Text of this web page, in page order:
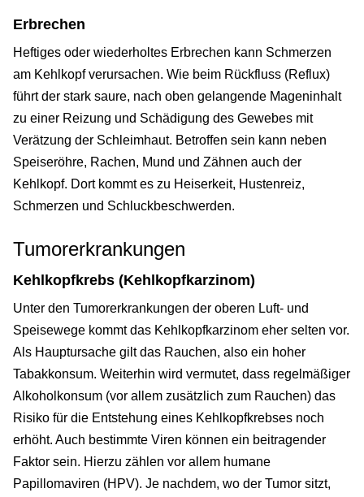
Erbrechen
Heftiges oder wiederholtes Erbrechen kann Schmerzen
am Kehlkopf verursachen. Wie beim Rückfluss (Reflux)
führt der stark saure, nach oben gelangende Mageninhalt
zu einer Reizung und Schädigung des Gewebes mit
Verätzung der Schleimhaut. Betroffen sein kann neben
Speiseröhre, Rachen, Mund und Zähnen auch der
Kehlkopf. Dort kommt es zu Heiserkeit, Hustenreiz,
Schmerzen und Schluckbeschwerden.
Tumorerkrankungen
Kehlkopfkrebs (Kehlkopfkarzinom)
Unter den Tumorerkrankungen der oberen Luft- und
Speisewege kommt das Kehlkopfkarzinom eher selten vor.
Als Hauptursache gilt das Rauchen, also ein hoher
Tabakkonsum. Weiterhin wird vermutet, dass regelmäßiger
Alkoholkonsum (vor allem zusätzlich zum Rauchen) das
Risiko für die Entstehung eines Kehlkopfkrebses noch
erhöht. Auch bestimmte Viren können ein beitragender
Faktor sein. Hierzu zählen vor allem humane
Papillomaviren (HPV). Je nachdem, wo der Tumor sitzt,